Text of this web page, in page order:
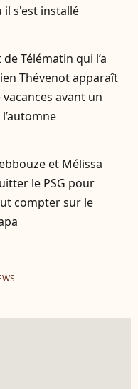
il s'est installé
Télématin qui l’a
Thévenot apparaît
avant un
et Mélissa
le PSG pour
compter sur le